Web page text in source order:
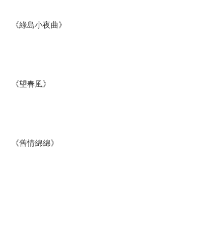
《綠島小夜曲》
《望春風》
《舊情綿綿》